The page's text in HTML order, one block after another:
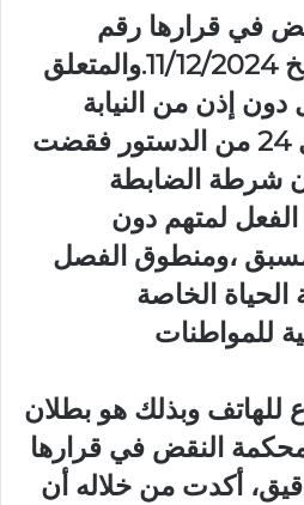
في قرارها رقم
2139/3 الصادر بتاريخ 11/12/2024.والمتعلق
إذن من النيابة
العامة ،خرق للفصل 24 من الدستور فقضت
أن شرطة الضابطة
الفعل لمتهم دون
،ومنطوق الفصل
الخاصة
للمواطنات
للهاتف وبذلك هو بطلان
النقض في قرارها
أكدت من خلاله أن